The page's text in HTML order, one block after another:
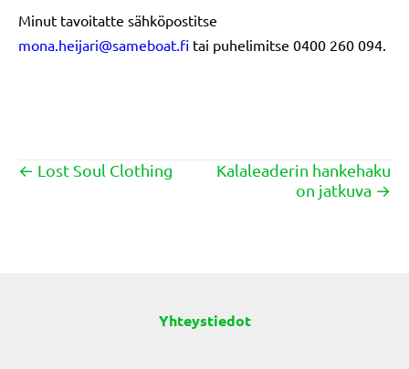
Minut tavoitatte sähköpostitse
mona.heijari@sameboat.fi tai puhelimitse 0400 260 094.
Posts
← Lost Soul Clothing
Kalaleaderin hankehaku
on jatkuva →
Yhteystiedot